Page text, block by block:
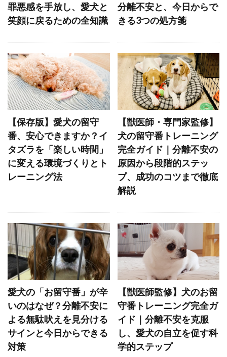
ポジティブ・リインフォースメント
ポジティブ強化
マウンティング
マズル
マズルコントロール
マダニ
マッサージ
マテ
マナー
マナーウェア
マナーベルト
マネジメント
マラセチア
マンション
マンション暮らし
マーカー
マーキング
ミクロフィリア
ミックストコフェロール
メカニズム
メッセージ
メリット
メンタル
メンタルケア
モンローウォーク
ユーストレス
ライフスタイル
ライム病
ラダーオブアグレッション
ラダー・オブ・アグレッション
リスク
リスクヘッジ
リズム
リソースガーディング
リダイレクション
リーシュリアクティビティ
リーダー
リーダーウォーク
リード
リードショック
リードトレーニング
リード・ディップ
ルテイン
ルースリード
罪悪感を手放し、愛犬と
笑顔に戻るための全知識
分離不安と、今日からで
きる3つの処方箋
【保存版】愛犬の留守
番、安心できますか？イ
タズラを「楽しい時間」
に変える環境づくりとト
レーニング法
【獣医師・専門家監修】
犬の留守番トレーニング
完全ガイド｜分離不安の
原因から段階的ステッ
プ、成功のコツまで徹底
解説
愛犬の「お留守番」が辛
いのはなぜ？分離不安に
よる無駄吠えを見分ける
サインと今日からできる
対策
【獣医師監修】犬のお留
守番トレーニング完全ガ
イド｜分離不安を克服
し、愛犬の自立を促す科
学的ステップ